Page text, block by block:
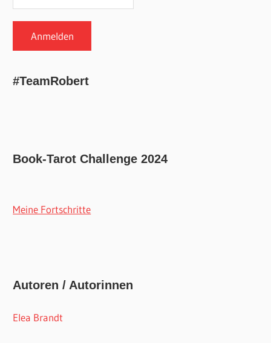
#TeamRobert
Book-Tarot Challenge 2024
Meine Fortschritte
Autoren / Autorinnen
Elea Brandt